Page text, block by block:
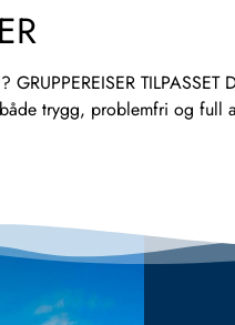
GRUPPEREISER
trygg, problemfri og full